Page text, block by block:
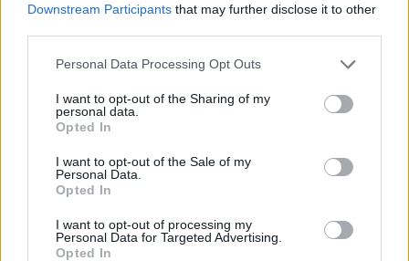
Downstream Participants that may further disclose it to other
Please note that this website/app uses one or more Google
not limited to your visit or usage behaviour. You may click to
grant or deny consent to Google and its third-party tags to
use your data for below specified purposes in below Google
consent section.
Personal Data Processing Opt Outs
I want to opt-out of the Sharing of my
personal data.
Opted In
I want to opt-out of the Sale of my
Personal Data.
Opted In
I want to opt-out of processing my
Personal Data for Targeted Advertising.
Opted In
Continua a leggere
BELLEZZA